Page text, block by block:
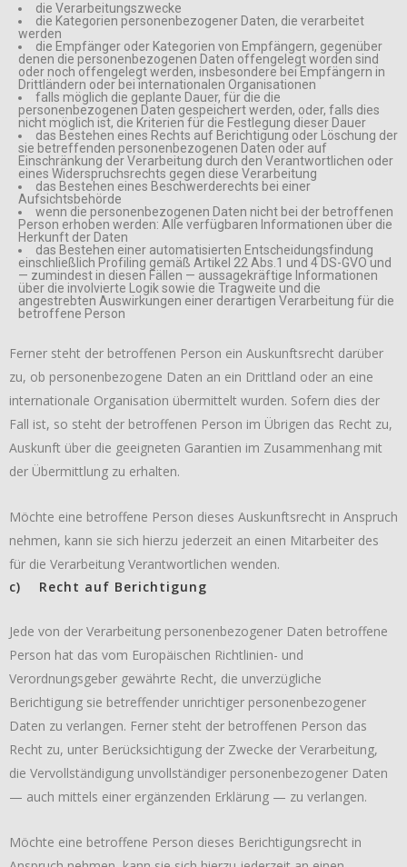
die Verarbeitungszwecke
die Kategorien personenbezogener Daten, die verarbeitet
werden
die Empfänger oder Kategorien von Empfängern, gegenüber
denen die personenbezogenen Daten offengelegt worden sind
oder noch offengelegt werden, insbesondere bei Empfängern in
Drittländern oder bei internationalen Organisationen
falls möglich die geplante Dauer, für die die
personenbezogenen Daten gespeichert werden, oder, falls dies
nicht möglich ist, die Kriterien für die Festlegung dieser Dauer
das Bestehen eines Rechts auf Berichtigung oder Löschung der
sie betreffenden personenbezogenen Daten oder auf
Einschränkung der Verarbeitung durch den Verantwortlichen oder
eines Widerspruchsrechts gegen diese Verarbeitung
das Bestehen eines Beschwerderechts bei einer
Aufsichtsbehörde
wenn die personenbezogenen Daten nicht bei der betroffenen
Person erhoben werden: Alle verfügbaren Informationen über die
Herkunft der Daten
das Bestehen einer automatisierten Entscheidungsfindung
einschließlich Profiling gemäß Artikel 22 Abs.1 und 4 DS-GVO und
— zumindest in diesen Fällen — aussagekräftige Informationen
über die involvierte Logik sowie die Tragweite und die
angestrebten Auswirkungen einer derartigen Verarbeitung für die
betroffene Person
Ferner steht der betroffenen Person ein Auskunftsrecht darüber
zu, ob personenbezogene Daten an ein Drittland oder an eine
internationale Organisation übermittelt wurden. Sofern dies der
Fall ist, so steht der betroffenen Person im Übrigen das Recht zu,
Auskunft über die geeigneten Garantien im Zusammenhang mit
der Übermittlung zu erhalten.
Möchte eine betroffene Person dieses Auskunftsrecht in Anspruch
nehmen, kann sie sich hierzu jederzeit an einen Mitarbeiter des
für die Verarbeitung Verantwortlichen wenden.
c) Recht auf Berichtigung
Jede von der Verarbeitung personenbezogener Daten betroffene
Person hat das vom Europäischen Richtlinien- und
Verordnungsgeber gewährte Recht, die unverzügliche
Berichtigung sie betreffender unrichtiger personenbezogener
Daten zu verlangen. Ferner steht der betroffenen Person das
Recht zu, unter Berücksichtigung der Zwecke der Verarbeitung,
die Vervollständigung unvollständiger personenbezogener Daten
— auch mittels einer ergänzenden Erklärung — zu verlangen.
Möchte eine betroffene Person dieses Berichtigungsrecht in